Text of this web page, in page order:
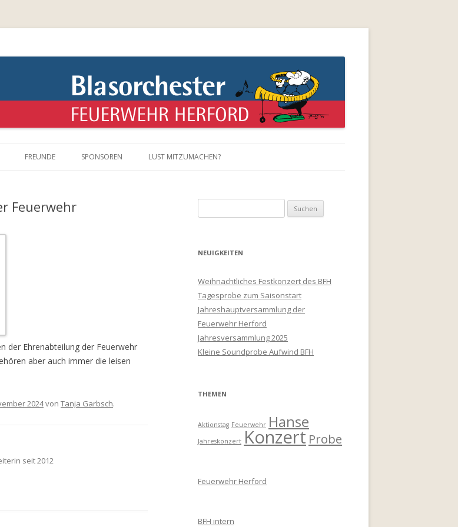
– überraschend anders !
FREUNDE SPONSOREN LUST MITZUMACHEN?
Feuerwehr
der Ehrenabteilung der Feuerwehr
aber auch immer die leisen
2024von Tanja Garbsch.
seit 2012
nach:
NEUIGKEITEN
Weihnachtliches Festkonzert des BFH
Tagesprobe zum Saisonstart
Jahreshauptversammlung der
Feuerwehr Herford
Jahresversammlung 2025
Kleine Soundprobe Aufwind BFH
THEMEN
Aktionstag Feuerwehr Hanse
Jahreskonzert Konzert Probe
Feuerwehr Herford
BFH intern